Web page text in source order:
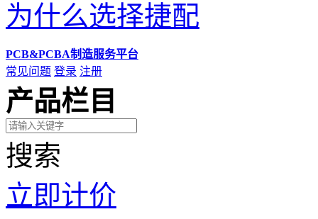
为什么选择捷配
PCB&PCBA制造服务平台
常见问题 登录 注册
产品栏目
搜索
立即计价